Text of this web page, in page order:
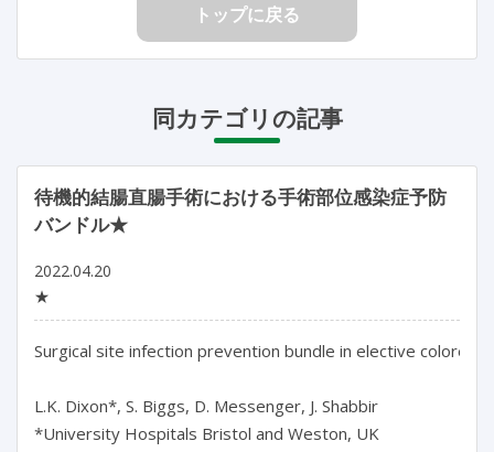
トップに戻る
同カテゴリの記事
待機的結腸直腸手術における手術部位感染症予防
バンドル★
2022.04.20
★
Surgical site infection prevention bundle in elective
L.K. Dixon*, S. Biggs, D. Messenger, J. Shabbir
*University Hospitals Bristol and Weston, UK